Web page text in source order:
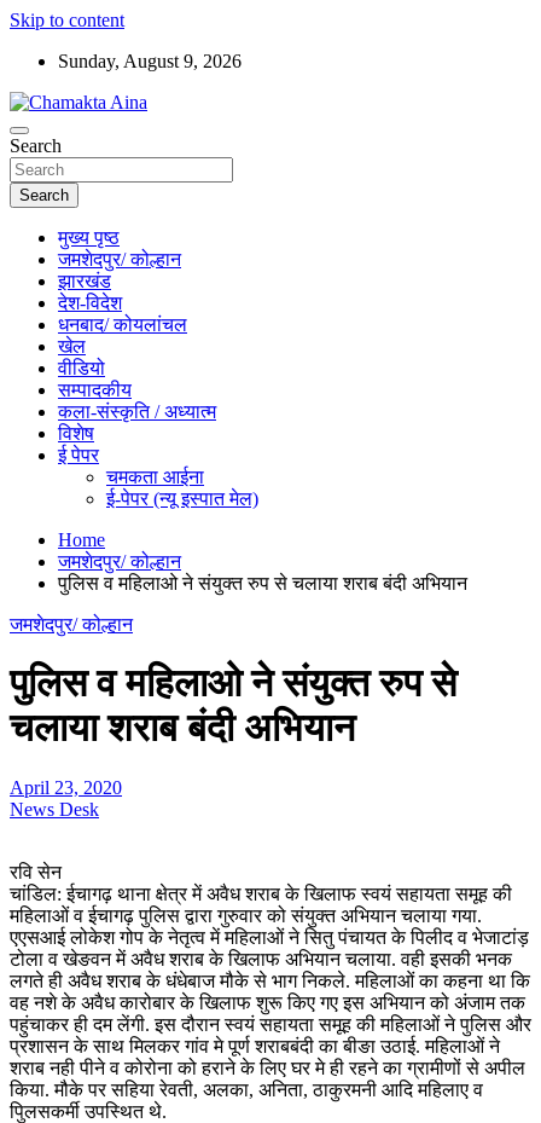
Skip to content
Sunday, August 9, 2026
Chamakta Aina
Hindi News Paper – Jharkhand
Search
Search
मुख्य पृष्ठ
जमशेदपुर/ कोल्हान
झारखंड
देश-विदेश
धनबाद/ कोयलांचल
खेल
वीडियो
सम्पादकीय
कला-संस्कृति / अध्यात्म
विशेष
ई पेपर
चमकता आईना
ई-पेपर (न्यू इस्पात मेल)
Home
जमशेदपुर/ कोल्हान
पुलिस व महिलाओ ने संयुक्त रुप से चलाया शराब बंदी अभियान
जमशेदपुर/ कोल्हान
पुलिस व महिलाओ ने संयुक्त रुप से
चलाया शराब बंदी अभियान
April 23, 2020
News Desk
रवि सेन
चांडिल: ईचागढ़ थाना क्षेत्र में अवैध शराब के खिलाफ स्वयं सहायता समूह की
महिलाओं व ईचागढ़ पुलिस द्वारा गुरुवार को संयुक्त अभियान चलाया गया.
एएसआई लोकेश गोप के नेतृत्व में महिलाओं ने सितु पंचायत के पिलीद व भेजाटांड़
टोला व खेङवन में अवैध शराब के खिलाफ अभियान चलाया. वही इसकी भनक
लगते ही अवैध शराब के धंधेबाज मौके से भाग निकले. महिलाओं का कहना था कि
वह नशे के अवैध कारोबार के खिलाफ शुरू किए गए इस अभियान को अंजाम तक
पहुंचाकर ही दम लेंगी. इस दौरान स्वयं सहायता समूह की महिलाओं ने पुलिस और
प्रशासन के साथ मिलकर गांव मे पूर्ण शराबबंदी का बीङा उठाई. महिलाओं ने
शराब नही पीने व कोरोना को हराने के लिए घर मे ही रहने का ग्रामीणों से अपील
किया. मौके पर सहिया रेवती, अलका, अनिता, ठाकुरमनी आदि महिलाए व
पुिलसकर्मी उपस्थित थे.